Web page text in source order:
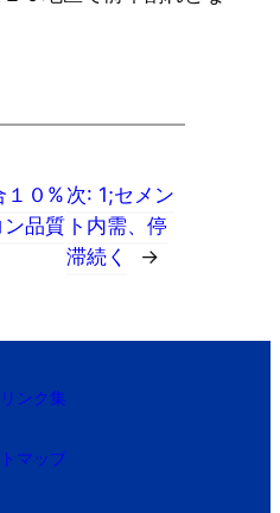
１０%
品質
次: 1;セメン
ト内需、停
滞続く
→
リンク集
マップ